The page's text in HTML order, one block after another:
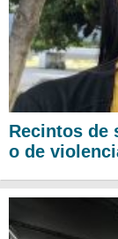
Recintos de
o de